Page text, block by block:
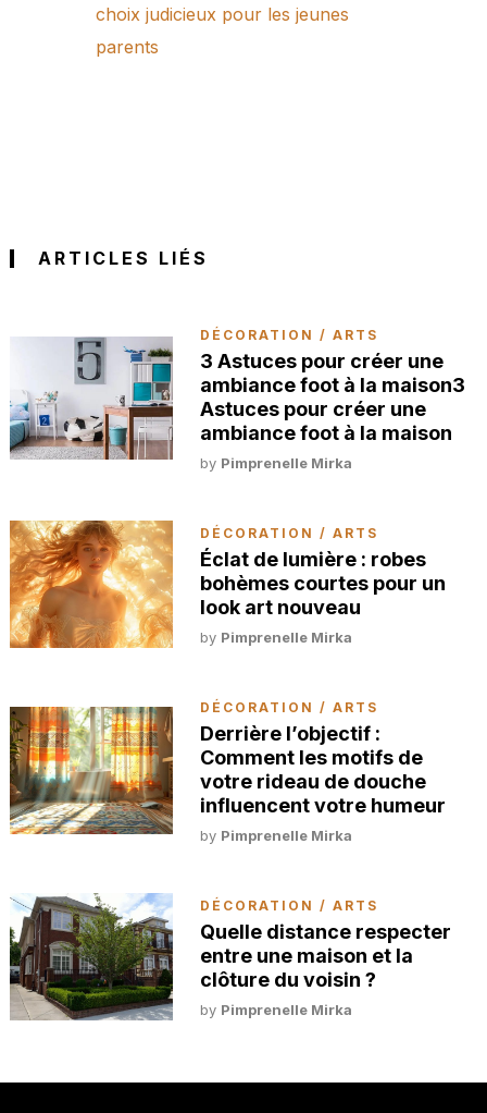
choix judicieux pour les jeunes
parents
ARTICLES LIÉS
DÉCORATION / ARTS
3 Astuces pour créer une
ambiance foot à la maison3
Astuces pour créer une
ambiance foot à la maison
by Pimprenelle Mirka
DÉCORATION / ARTS
Éclat de lumière : robes
bohèmes courtes pour un
look art nouveau
by Pimprenelle Mirka
DÉCORATION / ARTS
Derrière l’objectif :
Comment les motifs de
votre rideau de douche
influencent votre humeur
by Pimprenelle Mirka
DÉCORATION / ARTS
Quelle distance respecter
entre une maison et la
clôture du voisin ?
by Pimprenelle Mirka